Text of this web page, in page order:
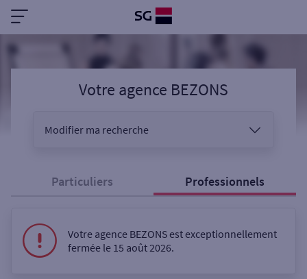
Votre agence BEZONS
Modifier ma recherche
Sélectionnez votre recherche
Particuliers Professionnels
Votre agence BEZONS est exceptionnellement
fermée le 15 août 2026.